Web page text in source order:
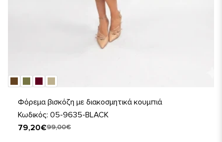
Φόρεμα βισκόζη με διακοσμητικά κουμπιά
Κωδικός: 05-9635-BLACK
79,20€99,00€